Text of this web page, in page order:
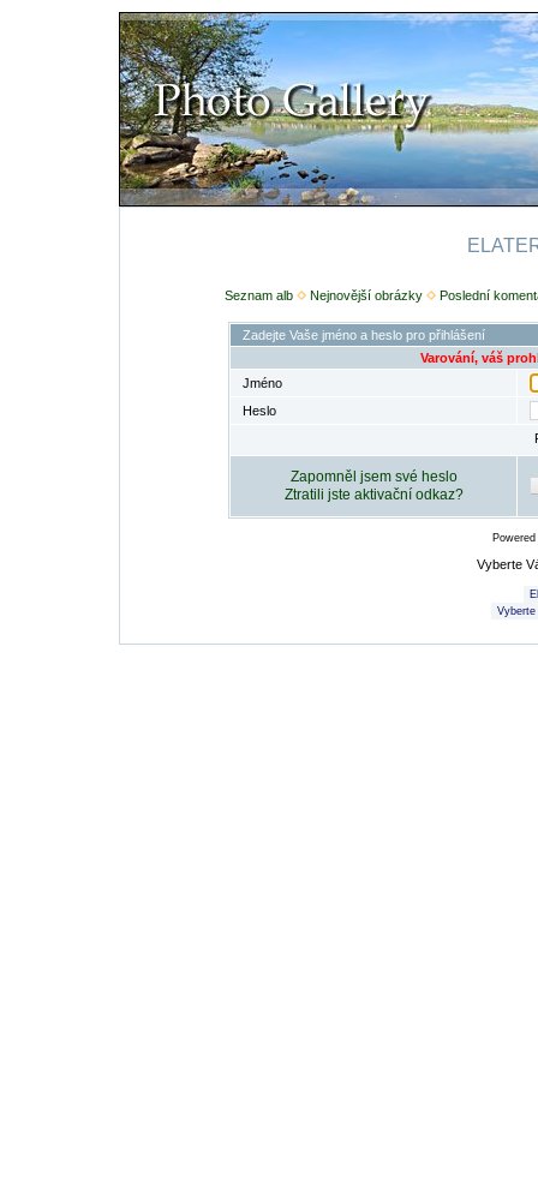
Seznam alb Nejnovější obrázky Poslední
Zadejte Vaše jméno a heslo pro přihlášení
Varování, váš
Jméno
Heslo
Zapomněl jsem své heslo
Ztratili jste aktivační odkaz?
Vyberte